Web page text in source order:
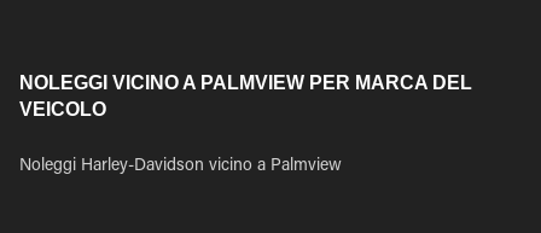
NOLEGGI VICINO A PALMVIEW PER MARCA DEL
VEICOLO
Noleggi Harley-Davidson vicino a Palmview